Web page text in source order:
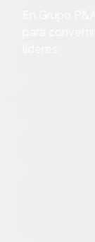
En Grupo
para